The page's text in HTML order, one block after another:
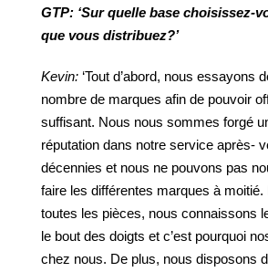
GTP: ‘Sur quelle base choisissez-
que vous distribuez?’
Kevin: ‘Tout d’abord, nous essayons
nombre de marques afin de pouvoir
suffisant. Nous nous sommes forgé
réputation dans notre service après-
décennies et nous ne pouvons pas
faire les différentes marques à moitié.
toutes les pièces, nous connaissons
le bout des doigts et c’est pourquoi
chez nous. De plus, nous disposons